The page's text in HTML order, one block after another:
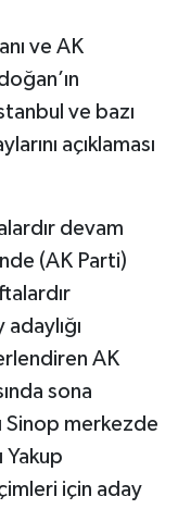
ve AK
ve bazı
açıklaması
devam
(AK Parti)
AK
sona
Sinop merkezde
Yakup
için aday